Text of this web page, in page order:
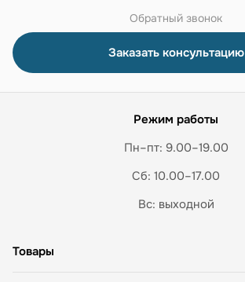
Обратный звонок
Заказать консультацию
Режим работы
Пн–пт: 9.00–19.00
Сб: 10.00–17.00
Вс: выходной
Товары